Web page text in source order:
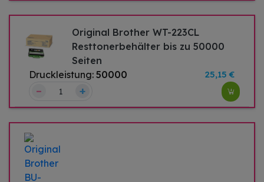
Original Brother WT-223CL
Resttonerbehälter bis zu 50000
Seiten
Druckleistung: 50000 25,15 €
– +